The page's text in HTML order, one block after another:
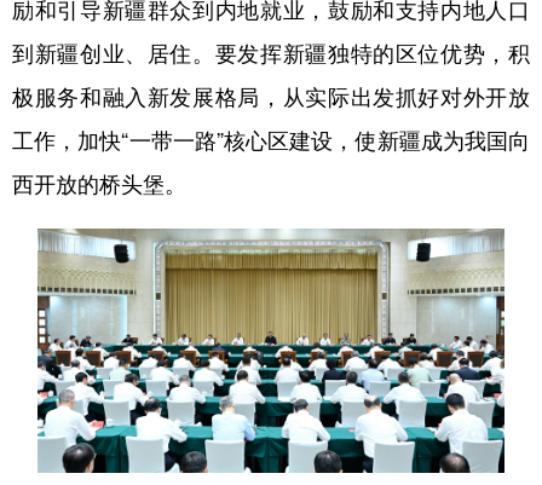
励和引导新疆群众到内地就业，鼓励和支持内地人口
到新疆创业、居住。要发挥新疆独特的区位优势，积
极服务和融入新发展格局，从实际出发抓好对外开放
工作，加快“一带一路”核心区建设，使新疆成为我国向
西开放的桥头堡。